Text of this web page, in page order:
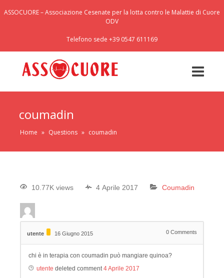
ASSOCUORE – Associazione Cesenate per la lotta contro le Malattie di Cuore
ODV
Telefono sede +39 0547 611169
coumadin
Home » Questions » coumadin
10.77K views 4 Aprile 2017 Coumadin
utente 16 Giugno 2015 0 Comments
chi è in terapia con coumadin può mangiare quinoa?
utente deleted comment4 Aprile 2017